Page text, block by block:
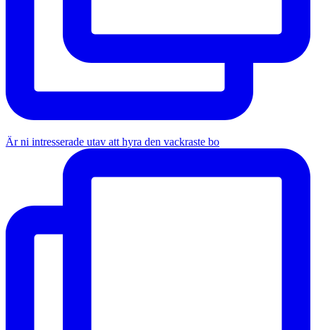
Är ni intresserade utav att hyra den vackraste bo